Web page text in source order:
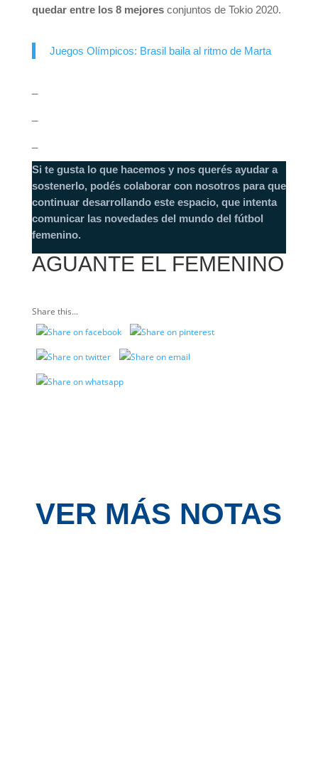
quedar entre los 8 mejoresconjuntos de Tokio 2020.
Juegos Olímpicos: Brasil baila al ritmo de Marta
Si te gusta lo que hacemos y nos querés ayudar a
sostenerlo, podés colaborar con nosotros para que
continuar desarrollando este espacio, que intenta
comunicar las novedades del mundo del fútbol
femenino.
AGUANTE EL FEMENINO
Share this...
VER MÁS NOTAS